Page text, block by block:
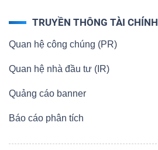
TRUYỀN THÔNG TÀI CHÍNH
Quan hệ công chúng (PR)
Quan hệ nhà đầu tư (IR)
Quảng cáo banner
Báo cáo phân tích